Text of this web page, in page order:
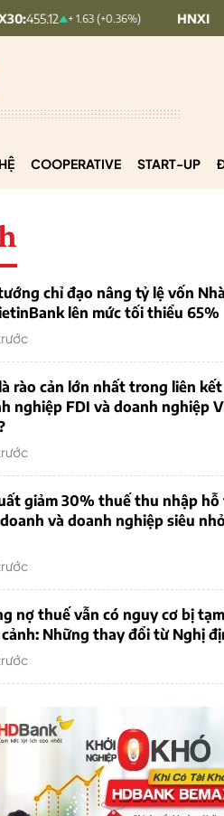
+ 1.63 (+0.36%) HNXINDEX: 293.44
COOPERATIVE START-UP
chỉ đạo nâng tỷ lệ vốn
lên mức tối thiểu 65%
rào cản lớn nhất trong liên
nghiệp FDI và doanh nghiệp
giảm 30% thuế thu nhập hỗ
và doanh nghiệp siêu
nợ thuế vẫn có nguy cơ bị
Những thay đổi từ Nghị